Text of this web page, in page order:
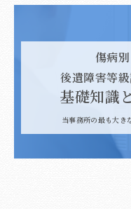
傷病別
後遺障害等
基礎知識
当事務所の最も大き